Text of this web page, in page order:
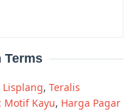
Terms
Lisplang, Teralis
Motif Kayu, Harga Pagar